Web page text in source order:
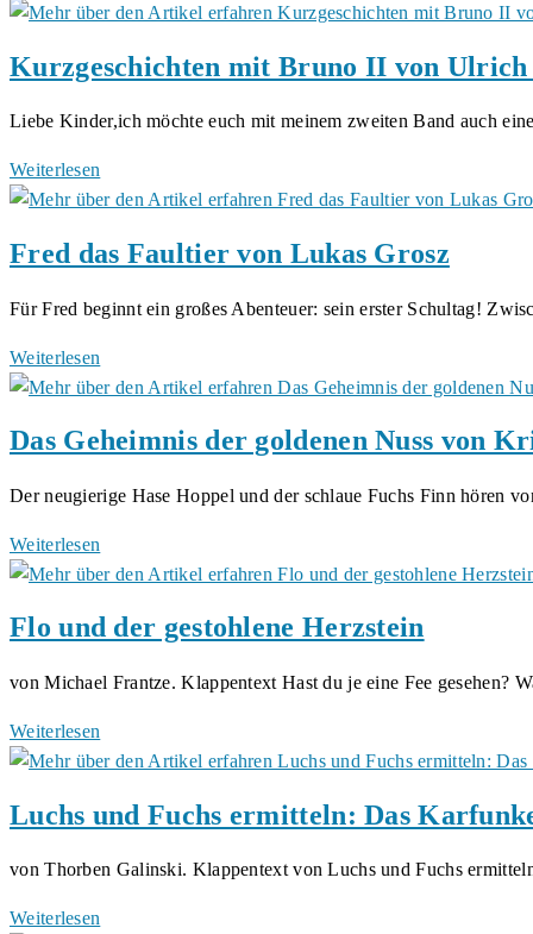
und
Geheimnis
Drachenatem
Björn
Kurzgeschichten mit Bruno II von
Liebe Kinder,ich möchte euch mit meinem zweiten Band auch
Weiterlesen
mit
II
Ulrich
Fred das Faultier von Lukas Grosz
Für Fred beginnt ein großes Abenteuer: sein erster Schultag!
Weiterlesen
das
von
Grosz
Das Geheimnis der goldenen Nuss von
Der neugierige Hase Hoppel und der schlaue Fuchs Finn hören
Weiterlesen
Geheimnis
goldenen
von
Sirovnik
Flo und der gestohlene Herzstein
von Michael Frantze. Klappentext Hast du je eine Fee gesehen?
Weiterlesen
und
gestohlene
Luchs und Fuchs ermitteln: Das
von Thorben Galinski. Klappentext von Luchs und Fuchs
Weiterlesen